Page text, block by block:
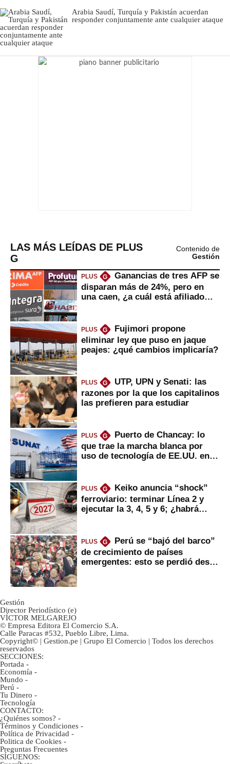
Arabia Saudí, Turquía y Pakistán acuerdan
responder conjuntamente ante cualquier ataque
LAS MÁS LEÍDAS DE PLUS
G
Contenido de
Gestión
PLUS G
Ganancias de tres AFP se
disparan más de 24%, pero en
una caen, ¿a cuál está afiliado
PLUS G
Fujimori propone
eliminar ley que puso en jaque
peajes: ¿qué cambios implicaría?
PLUS G
UTP, UPN y Senati: las
razones por la que los capitalinos
las prefieren para estudiar
PLUS G
Puerto de Chancay: lo
que trae la marcha blanca por
uso de tecnología de EE.UU. en
PLUS G
Keiko anuncia “shock”
ferroviario: terminar Línea 2 y
ejecutar la 3, 4, 5 y 6; ¿habrá
PLUS G
Perú se “bajó del barco”
de crecimiento de países
emergentes: esto se perdió desde
Gestión
Director Periodístico (e)
VÍCTOR MELGAREJO
© Empresa Editora El Comercio S.A.
Calle Paracas #532, Pueblo Libre, Lima.
Copyright© | Gestion.pe | Grupo El Comercio | Todos los derechos
reservados
SECCIONES:
Portada -
Economía -
Mundo -
Perú -
Tu Dinero -
Tecnología
CONTACTO:
¿Quiénes somos? -
Términos y Condiciones -
Política de Privacidad -
Politica de Cookies -
Preguntas Frecuentes
SÍGUENOS: